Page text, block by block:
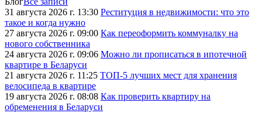
31 августа 2026 г. 13:30 Реституция в недвижимости: что это
такое и когда нужно
27 августа 2026 г. 09:00 Как переоформить коммуналку на
нового собственника
24 августа 2026 г. 09:06 Можно ли прописаться в ипотечной
квартире в Беларуси
21 августа 2026 г. 11:25 ТОП-5 лучших мест для хранения
велосипеда в квартире
19 августа 2026 г. 08:08 Как проверить квартиру на
обременения в Беларуси